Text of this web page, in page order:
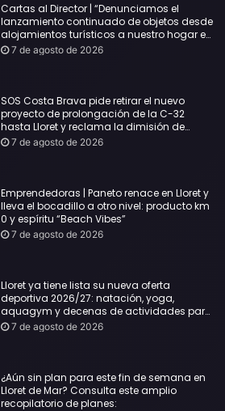
Cartas al Director | “Denunciamos el
lanzamiento continuado de objetos desde
alojamientos turísticos a nuestro hogar en
Lloret: Podría haber causado una
7 de agosto de 2026
SOS Costa Brava pide retirar el nuevo
proyecto de prolongación de la C-32
hasta Lloret y reclama la dimisión de
Sílvia Paneque
7 de agosto de 2026
Emprendedoras | Paneto renace en Lloret y
lleva el bocadillo a otro nivel: producto km
0 y espíritu “Beach Vibes”
7 de agosto de 2026
Lloret ya tiene lista su nueva oferta
deportiva 2026/27: natación, yoga,
aquagym y decenas de actividades para
todas las edades
7 de agosto de 2026
¿Aún sin plan para este fin de semana en
Lloret de Mar? Consulta este amplio
recopilatorio de planes: